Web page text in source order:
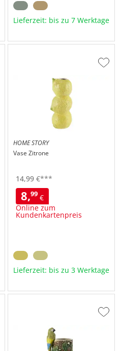
Lieferzeit: bis zu 7 Werktage
HOME STORY
Vase Zitrone
14,99€***
8,99€
Online zum
Kundenkartenpreis
Zur
Lieferzeit: bis zu 3 Werktage
Zur